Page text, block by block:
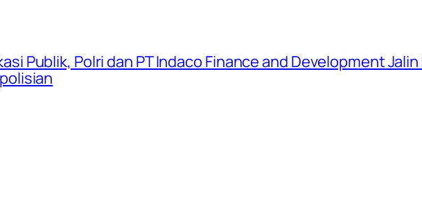
Publik, Polri dan PT Indaco Finance and Development Jalin